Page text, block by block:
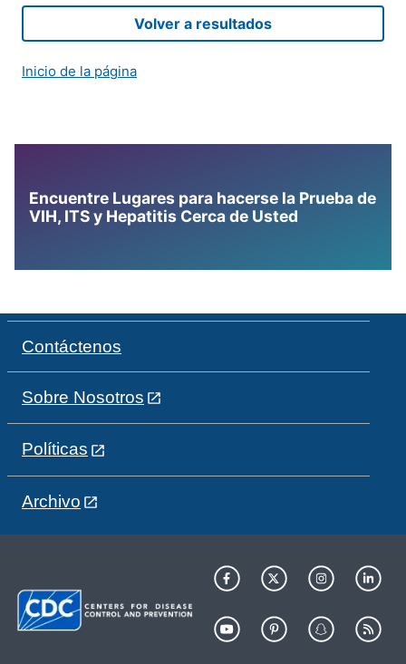
Volver a resultados
Inicio de la página
Encuentre Lugares para hacerse la Prueba de
VIH, ITS y Hepatitis Cerca de Usted
Contáctenos
Sobre Nosotros
Políticas
Archivo